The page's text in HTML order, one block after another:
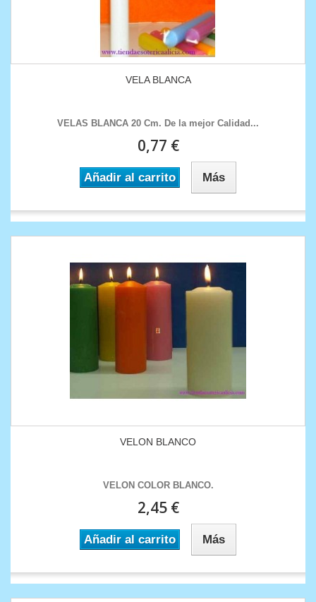
VELA BLANCA
VELAS BLANCA 20 Cm. De la mejor Calidad...
0,77 €
Añadir al carrito Más
VELON BLANCO
VELON COLOR BLANCO .
2,45 €
Añadir al carrito Más